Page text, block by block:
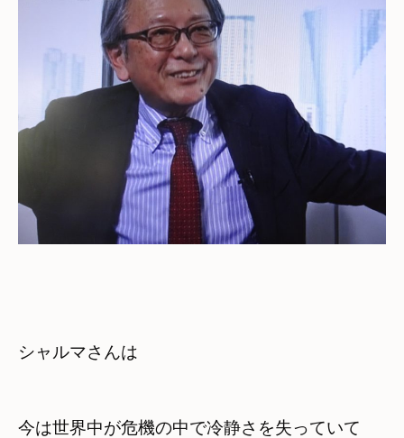
シャルマさんは
今は世界中が危機の中で冷静さを失っていて